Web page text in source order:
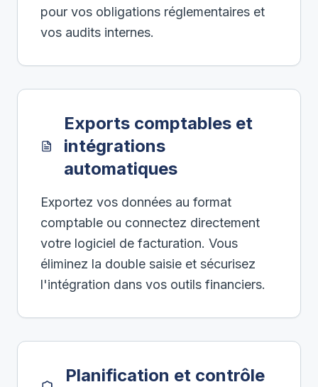
pour vos obligations réglementaires et
vos audits internes.
Exports comptables et
intégrations
automatiques
Exportez vos données au format
comptable ou connectez directement
votre logiciel de facturation. Vous
éliminez la double saisie et sécurisez
l'intégration dans vos outils financiers.
Planification et contrôle